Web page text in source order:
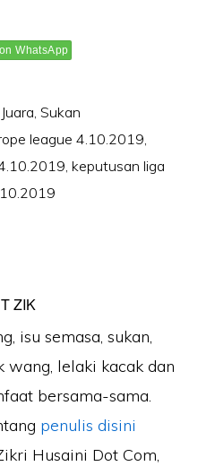
WhatsApp
, Sukan
league 4.10.2019,
, keputusan liga
ZIK
isu semasa, sukan,
wang, lelaki kacak dan
bersama-sama.
penulis disini
Husaini Dot Com,